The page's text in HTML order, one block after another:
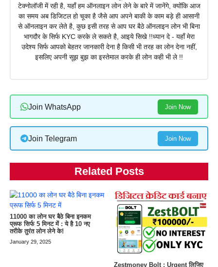
टेक्नोलॉजी में रही है, यहाँ हम ऑनलाइन लोन लेने के बारे में जानेंगे, क्योंकि आज
का समय अब डिजिटल हो चूका है जैसे आप अपने बाकी के काम बड़े ही आसानी
से ऑनलाइन कर लेते है, कुछ इसी तरह से आप घर बैठे ऑनलाइन लोन भी बिना
भागदौर के सिर्फ KYC करके ले सकते है, आइये सिखे !!ध्यान दे - यहाँ मेरा
उदेश्य सिर्फ आपको बेहतर जानकारी देना है किसी भी तरह का लोन देना नहीं,
इसलिए अपनी सूझ बुझ का इस्तेमाल करके ही लोन कही भी ले !!
Join WhatsApp Join Now
Join Telegram Join Now
Related Posts
11000 का लोन घर बैठे बिना इनकम
प्रूफ सिर्फ 5 मिनट में : ये है 10 नए
तरीके तुरंत लोन लेने के!
January 29, 2025
Zestmoney Bolt : Urgent लिजिए